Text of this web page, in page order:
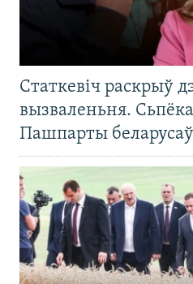
Статкевіч раскрыў
вызваленьня. Сьпёка
Пашпарты